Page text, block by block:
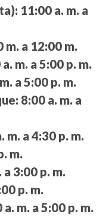
11:00 a. m. a
m. a 12:00 m.
m. a 5:00 p. m.
a 5:00 p. m.
8:00 a. m. a
m. a 4:30 p. m.
m.
a 3:00 p. m.
p. m.
a. m. a 5:00 p. m.